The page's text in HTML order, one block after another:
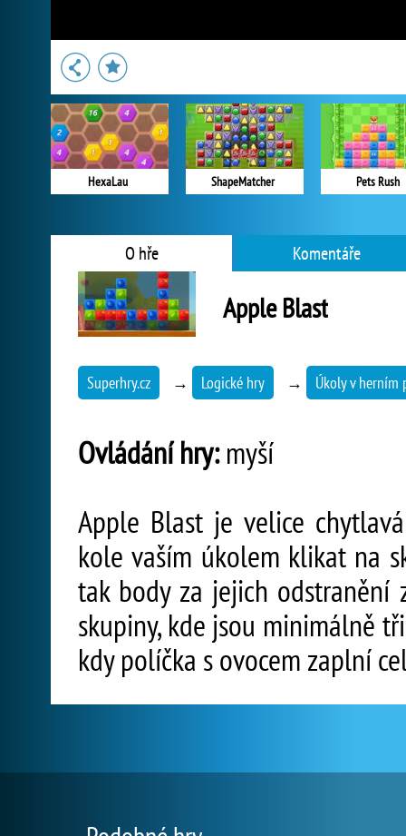
HexaLau ShapeMatcher Pets Rush
O hře Komentáře
Apple Blast
Superhry.cz → Logické hry → Úkoly v herním
Ovládání hry:myší
Apple Blast je velice
kole vaším úkolem klikat na
tak body za jejich odstranění
skupiny, kde jsou minimálně
kdy políčka s ovocem zaplní